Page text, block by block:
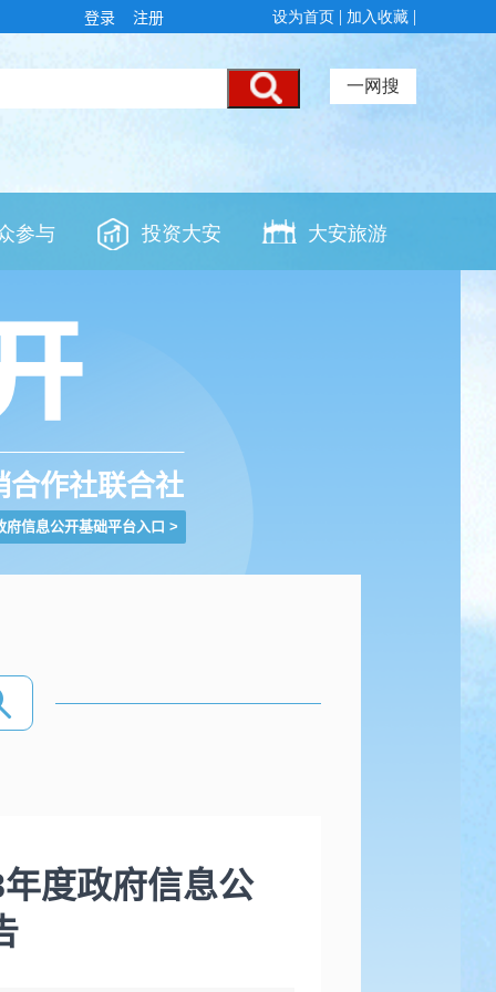
登录 注册
合作社联合社
府信息公开基础平台入口 >
度政府信息公